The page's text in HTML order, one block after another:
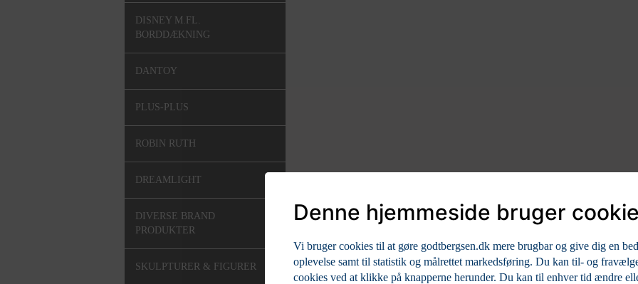
Denne hjemmeside bruger
Vi bruger cookies til at gøre godtbergsen.dk mere brugbar og give dig en
oplevelse samt til statistik og målrettet markedsføring. Du kan til- og
cookies ved at klikke på knapperne herunder. Du kan til enhver tid ændre
DISNEY M.FL.
BORDDÆKNING
DANTOY
PLUS-PLUS
ROBIN RUTH
DREAMLIGHT
DIVERSE BRAND
PRODUKTER
SKULPTURER & FIGURER